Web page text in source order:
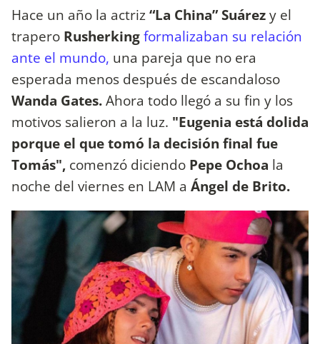
Hace un año la actriz“La China” Suárezy el
trapero Rusherkingformalizaban su relación
ante el mundo, una pareja que no era
esperada menos después de escandaloso
Wanda Gates.Ahora todo llegó a su fin y los
motivos salieron a la luz. "Eugenia está dolida
porque el que tomó la decisión final fue
Tomás", comenzó diciendo Pepe Ochoa la
noche del viernes en LAM a Ángel de Brito.